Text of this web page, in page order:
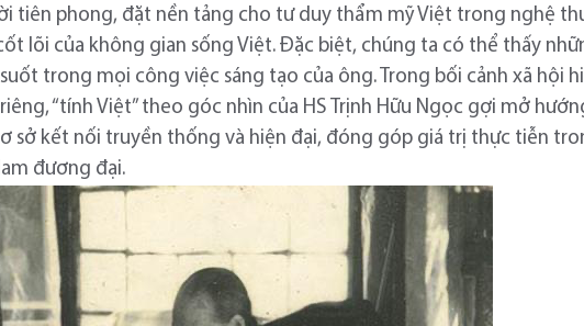
tiên phong, đặt nền tảng cho tư duy thẩm mỹ Việt trong nghệ
lõi của không gian sống Việt. Đặc biệt, chúng ta có thể thấy
suốt trong mọi công việc sáng tạo của ông. Trong bối cảnh xã hội
“tính Việt” theo góc nhìn của HS Trịnh Hữu Ngọc gợi mở
sở kết nối truyền thống và hiện đại, đóng góp giá trị thực tiễn
đương đại.